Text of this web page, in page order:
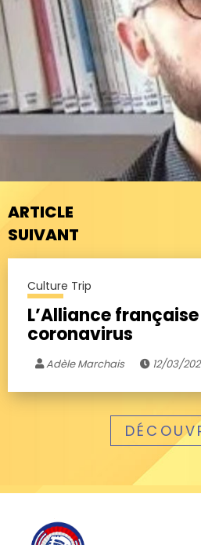
ARTICLE
SUIVANT
Culture Trip
L’Alliance
coronavirus
Adèle Marchais 12/03/